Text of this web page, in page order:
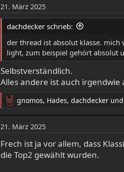
21. März 2025
dachdecker schrieb:
der thread ist absolut klasse.
light, zum beispiel gehört absolut
Selbstverständlich.
Alles andere ist auch irgendwie
R
e
a
k
t
i
o
gnomos, Hades, dachdecker
21. März 2025
Frech ist ja vor allem, dass
die Top2 gewählt wurden.